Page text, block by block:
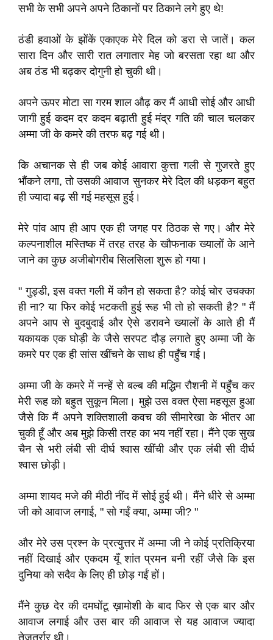
सभी के सभी अपने अपने ठिकानों पर ठिकाने लगे हुए थे!
ठंडी हवाओं के झोंकें एकाएक मेरे दिल को डरा से जातें। कल
सारा दिन और सारी रात लगातार मेह जो बरसता रहा था और
अब ठंड भी बढ़कर दोगुनी हो चुकी थी।
अपने ऊपर मोटा सा गरम शाल औढ़ कर मैं आधी सोई और आधी
जागी हुई कदम दर कदम बढ़ाती हुई मंद्र गति की चाल चलकर
अम्मा जी के कमरे की तरफ बढ़ गई थी।
कि अचानक से ही जब कोई आवारा कुत्ता गली से गुजरते हुए
भौंकने लगा, तो उसकी आवाज सुनकर मेरे दिल की धड़कन बहुत
ही ज्यादा बढ़ सी गई महसूस हुई।
मेरे पांव आप ही आप एक ही जगह पर ठिठक से गए। और मेरे
कल्पनाशील मस्तिष्क में तरह तरह के खौफनाक ख्यालों के आने
जाने का कुछ अजीबोगरीब सिलसिला शुरू हो गया।
" गुड्डी, इस वक्त गली में कौन हो सकता है? कोई चोर उचक्का
ही ना? या फिर कोई भटकती हुई रूह भी तो हो सकती है? " मैं
अपने आप से बुदबुदाई और ऐसे डरावने ख्यालों के आते ही मैं
यकायक एक घोड़ी के जैसे सरपट दौड़ लगाते हुए अम्मा जी के
कमरे पर एक ही सांस खींचने के साथ ही पहुँच गई।
अम्मा जी के कमरे में नन्हें से बल्ब की मद्धिम रौशनी में पहुँच कर
मेरी रूह को बहुत सुकून मिला। मुझे उस वक्त ऐसा महसूस हुआ
जैसे कि मैं अपने शक्तिशाली कवच की सीमारेखा के भीतर आ
चुकी हूँ और अब मुझे किसी तरह का भय नहीं रहा। मैंने एक सुख
चैन से भरी लंबी सी दीर्घ श्वास खींची और एक लंबी सी दीर्घ
श्वास छोड़ी।
अम्मा शायद मजे की मीठी नींद में सोई हुई थी। मैंने धीरे से अम्मा
जी को आवाज लगाई, " सो गईं क्या, अम्मा जी? "
और मेरे उस प्रश्न के प्रत्युत्तर में अम्मा जी ने कोई प्रतिक्रिया
नहीं दिखाई और एकदम यूँ शांत प्रमन बनी रहीं जैसे कि इस
दुनिया को सदैव के लिए ही छोड़ गईं हों।
मैंने कुछ देर की दमघोंटू ख़ामोशी के बाद फिर से एक बार और
आवाज लगाई और उस बार की आवाज से यह आवाज ज्यादा
तेजतर्रार थी।